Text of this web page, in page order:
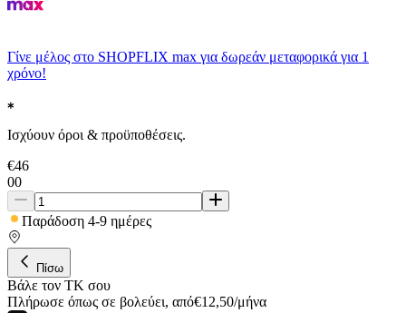
Γίνε μέλος στο SHOPFLIX max για δωρεάν μεταφορικά για 1
χρόνο!
Ισχύουν όροι & προϋποθέσεις.
€46
00
Παράδοση 4-9 ημέρες
Πίσω
Βάλε τον ΤΚ σου
Πλήρωσε όπως σε βολεύει, από€12,50/μήνα